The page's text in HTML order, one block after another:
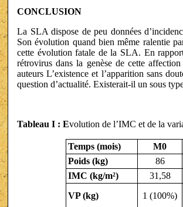
CONCLUSION
La SLA dispose de peu données
Son évolution quand bien même ralentie
cette évolution fatale de la SLA. En
rétrovirus dans la genèse de cette
auteurs L’existence et l’apparition sans
question d’actualité. Existerait-il un sous
Tableau I : Evolution de l’IMC et de la
Temps (mois) M0
Poids (kg)
86
IMC (kg/m²)
31,58
VP (kg)
1 (100%)